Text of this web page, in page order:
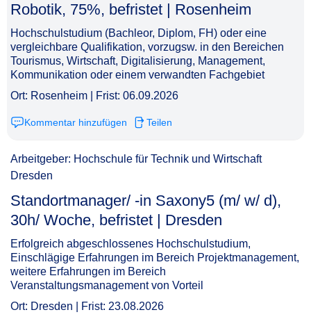
Robotik, 75%, befristet | Rosenheim​‌‌‌‌​‌​‌‌‌‌‌​​​‌​​
Hochschulstudium (Bachleor, Diplom, FH) oder eine
vergleichbare Qualifikation, vorzugsw. in den Bereichen
Tourismus, Wirtschaft, Digitalisierung, Management,
Kommunikation oder einem verwandten Fachgebiet
Ort: Rosenheim | Frist: 06.09.2026
Kommentar hinzufügen Teilen
Arbeitgeber: Hochschule für Technik und Wirtschaft
Dresden
Standortmanager/ -in Saxony5 (m/ w/ d),
30h/ Woche, befristet | Dresden​‌‌‌‌​‌​‌‌‌‌‌​​​​‌‌
Erfolgreich abgeschlossenes Hochschulstudium,
Einschlägige Erfahrungen im Bereich Projektmanagement,
weitere Erfahrungen im Bereich
Veranstaltungsmanagement von Vorteil
Ort: Dresden | Frist: 23.08.2026